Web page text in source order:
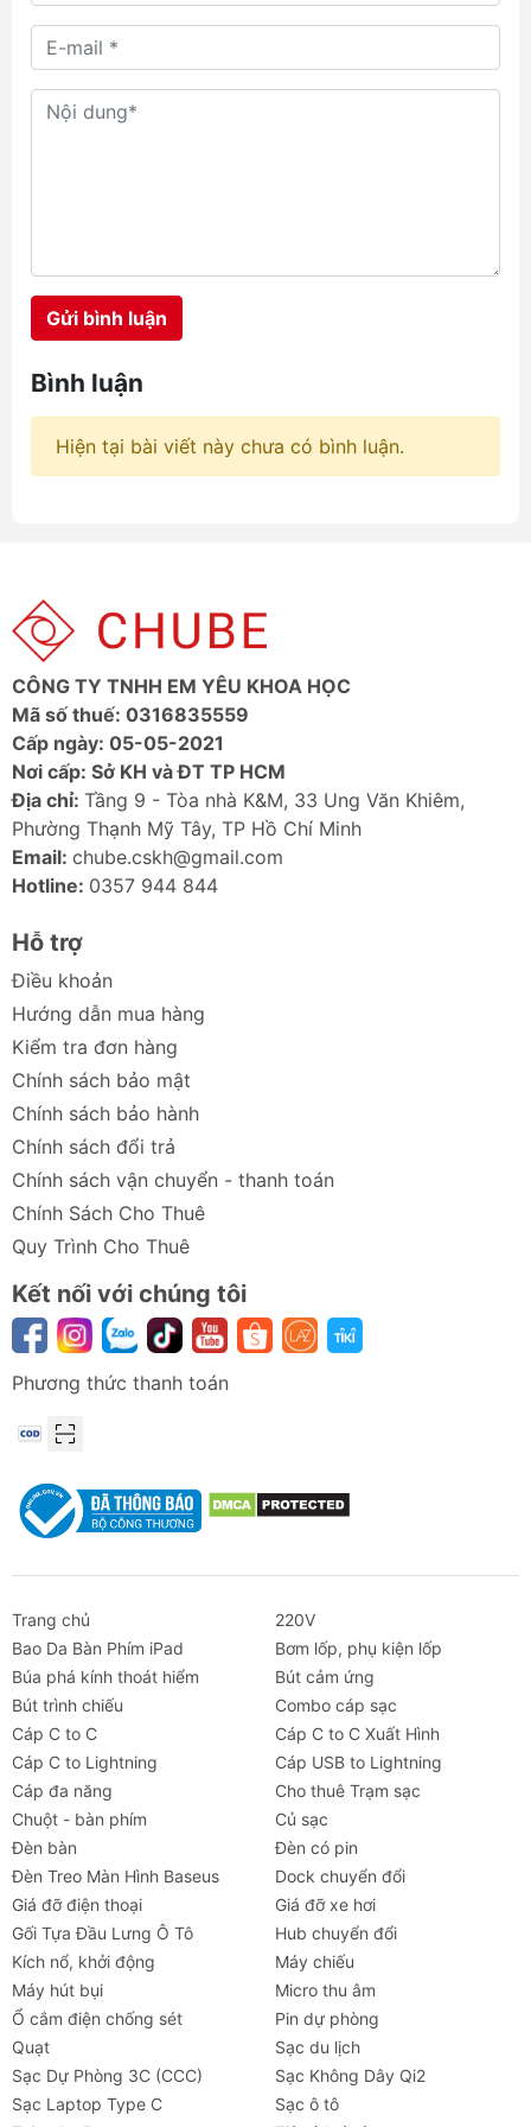
và quạt kẹp hông nổi lên như một
rảnh tay, thổi luồng gió trực tiếp
vào cơ thể dưới lớp áo quần mà
01 NK01, JisuLife Life5 và
công trình ngoài trời đầy nắng
gió.
Gửi bình luận
Bình luận
Hiện tại bài viết này chưa có bình luận.
CÔNG TY TNHH EM YÊU KHOA HỌC
Mã số thuế: 0316835559
Cấp ngày: 05-05-2021
Nơi cấp: Sở KH và ĐT TP HCM
Địa chỉ: Tầng 9 - Tòa nhà K&M, 33 Ung Văn Khiêm,
Phường Thạnh Mỹ Tây, TP Hồ Chí Minh
Email: chube.cskh@gmail.com
Hotline: 0357 944 844
Hỗ trợ
Điều khoản
Hướng dẫn mua hàng
Kiểm tra đơn hàng
Chính sách bảo mật
Chính sách bảo hành
Chính sách đổi trả
Chính sách vận chuyển - thanh toán
Chính Sách Cho Thuê
Quy Trình Cho Thuê
Kết nối với chúng tôi
Phương thức thanh toán
Trang chủ
220V
Bao Da Bàn Phím iPad
Bơm lốp, phụ kiện lốp
Búa phá kính thoát hiểm
Bút cảm ứng
Bút trình chiếu
Combo cáp sạc
Cáp C to C
Cáp C to C Xuất Hình
Cáp C to Lightning
Cáp USB to Lightning
Cáp đa năng
Cho thuê Trạm sạc
Chuột - bàn phím
Củ sạc
Đèn bàn
Đèn có pin
Đèn Treo Màn Hình Baseus
Dock chuyển đổi
Giá đỡ điện thoại
Giá đỡ xe hơi
Gối Tựa Đầu Lưng Ô Tô
Hub chuyển đổi
Kích nổ, khởi động
Máy chiếu
Máy hút bụi
Micro thu âm
Ổ cắm điện chống sét
Pin dự phòng
Quạt
Sạc du lịch
Sạc Dự Phòng 3C (CCC)
Sạc Không Dây Qi2
Sạc Laptop Type C
Sạc ô tô